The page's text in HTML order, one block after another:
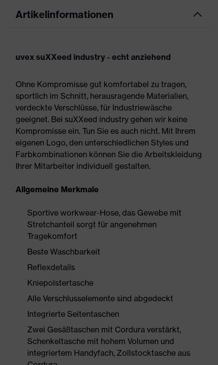
Artikelinformationen
uvex suXXeed industry - echt anziehend
Ohne Kompromisse gut komfortabel zu tragen,
sportlich im Schnitt, herausragende Materialien,
verdeckte Verschlüsse, für Industriewäsche
geeignet. Bei suXXeed industry gehen wir keine
Kompromisse ein. Tun Sie es auch nicht. Mit Ihrem
eigenen Logo, den unterschiedlichen Styles und
Farbkombinationen können Sie die Arbeitskleidung
Ihrer Mitarbeiter individuell gestalten.
Allgemeine Merkmale
Sportive workwear-Hose, das Gewebe mit
Stretchanteil sorgt für angenehmen
Tragekomfort
Beste Waschbarkeit
Reflexdetails
Kniepolstertasche
Alle Verschlusselemente sind abgedeckt
Integrierte Seitentaschen
Zwei Gesäßtaschen mit Cordura verstärkt,
Schenkeltasche mit hohem Volumen und
integriertem Handyfach, Zollstocktasche aus